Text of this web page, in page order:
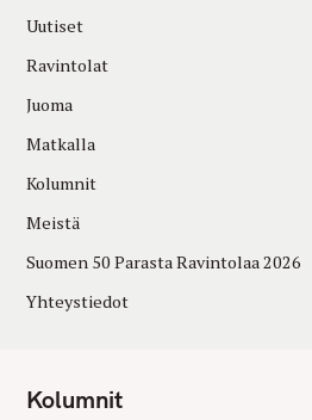
Uutiset
Ravintolat
Juoma
Matkalla
Kolumnit
Meistä
Suomen 50 Parasta Ravintolaa 2026
Yhteystiedot
Kolumnit